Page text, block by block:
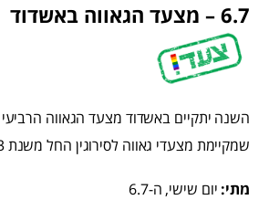
6.7 – מצעד הגאווה באשדוד
השנה יתקיים באשדוד מצעד הגאווה
שמקיימת מצעדי גאווה לסירוגין החל משנת 2013.
מתי: יום שישי, ה-6.7